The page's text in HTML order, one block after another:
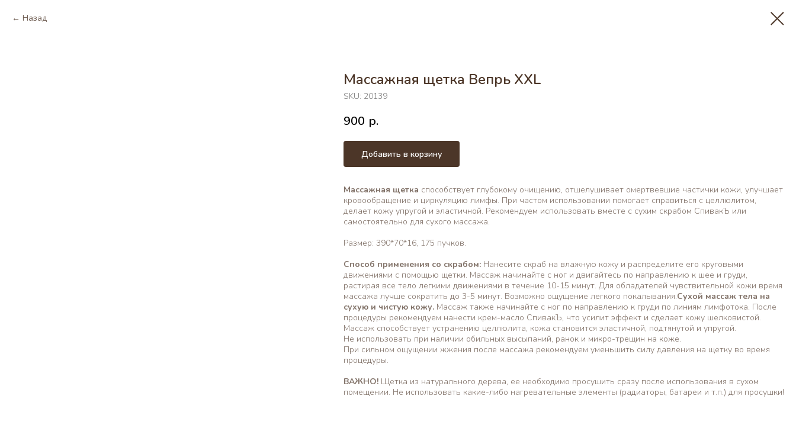
Назад
Массажная щетка Вепрь XXL
SKU: 20139
900 р.
Добавить в корзину
Массажная щетка способствует глубокому очищению, отшелушивает омертвевшие частички кожи, улучшает
кровообращение и циркуляцию лимфы. При частом использовании помогает справиться с целлюлитом,
делает кожу упругой и эластичной. Рекомендуем использовать вместе с сухим скрабом СпивакЪ или
самостоятельно для сухого массажа.
Размер: 390*70*16, 175 пучков.
Способ применения со скрабом: Нанесите скраб на влажную кожу и распределите его круговыми
движениями с помощью щетки. Массаж начинайте с ног и двигайтесь по направлению к шее и груди,
растирая все тело легкими движениями в течение 10-15 минут. Для обладателей чувствительной кожи время
массажа лучше сократить до 3-5 минут. Возможно ощущение легкого покалывания.Сухой массаж тела на
сухую и чистую кожу. Массаж также начинайте с ног по направлению к груди по линиям лимфотока. После
процедуры рекомендуем нанести крем-масло СпивакЪ, что усилит эффект и сделает кожу шелковистой.
Массаж способствует устранению целлюлита, кожа становится эластичной, подтянутой и упругой.
Не использовать при наличии обильных высыпаний, ранок и микро-трещин на коже.
При сильном ощущении жжения после массажа рекомендуем уменьшить силу давления на щетку во время
процедуры.
ВАЖНО! Щетка из натурального дерева, ее необходимо просушить сразу после использования в сухом
помещении. Не использовать какие-либо нагревательные элементы (радиаторы, батареи и т.п.) для просушки!